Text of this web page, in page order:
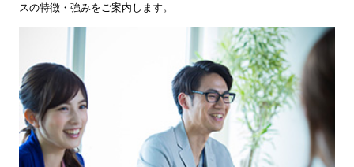
スの特徴・強みをご案内します。